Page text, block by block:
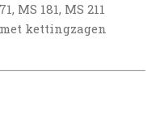
MS 181, MS 211
kettingzagen